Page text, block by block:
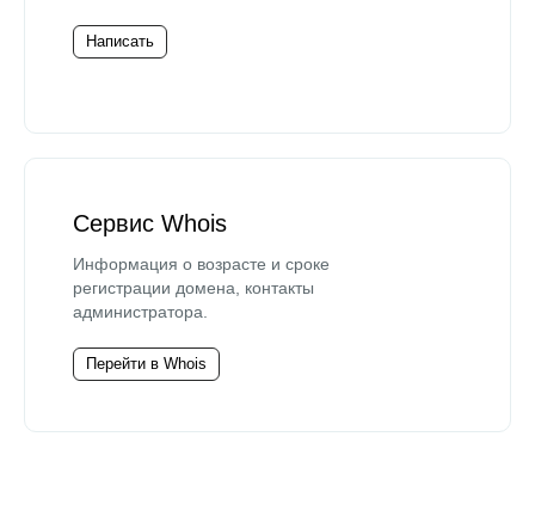
Написать
Сервис Whois
Информация о возрасте и сроке
регистрации домена, контакты
администратора.
Перейти в Whois